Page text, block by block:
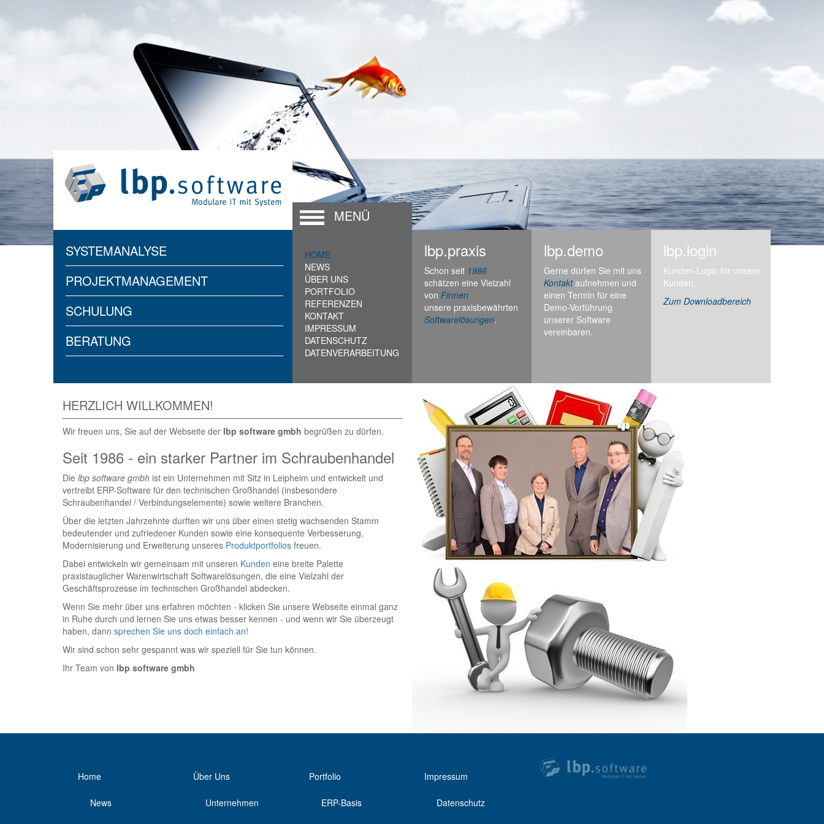
MENÜ
SYSTEMANALYSE
PROJEKTMANAGEMENT
SCHULUNG
BERATUNG
HOME
NEWS
ÜBER UNS
PORTFOLIO
REFERENZEN
KONTAKT
IMPRESSUM
DATENSCHUTZ
DATENVERARBEITUNG
lbp.praxis
Schon seit 1986
schätzen eine Vielzahl
von Firmen
unsere praxisbewährten
Softwarelösungen.
lbp.demo
Gerne dürfen Sie mit uns
Kontaktaufnehmen und
einen Termin für eine
Demo-Vorführung
unserer Software
vereinbaren.
lbp.login
Kunden-Login für unsere
Kunden.
Zum Downloadbereich
HERZLICH WILLKOMMEN!
Wir freuen uns, Sie auf der Webseite der lbp software gmbh begrüßen zu dürfen.
Seit 1986 - ein starker Partner im Schraubenhandel
Die lbp software gmbh ist ein Unternehmen mit Sitz in Leipheim und entwickelt und
vertreibt ERP-Software für den technischen Großhandel (insbesondere
Schraubenhandel / Verbindungselemente) sowie weitere Branchen.
Über die letzten Jahrzehnte durften wir uns über einen stetig wachsenden Stamm
bedeutender und zufriedener Kunden sowie eine konsequente Verbesserung,
Modernisierung und Erweiterung unseres Produktportfolios freuen.
Dabei entwickeln wir gemeinsam mit unseren Kunden eine breite Palette
praxistauglicher Warenwirtschaft Softwarelösungen, die eine Vielzahl der
Geschäftsprozesse im technischen Großhandel abdecken.
Wenn Sie mehr über uns erfahren möchten - klicken Sie unsere Webseite einmal ganz
in Ruhe durch und lernen Sie uns etwas besser kennen - und wenn wir Sie überzeugt
haben, dann sprechen Sie uns doch einfach an!
Wir sind schon sehr gespannt was wir speziell für Sie tun können.
Ihr Team von lbp software gmbh
Home
News
Über Uns
Unternehmen
Portfolio
ERP-Basis
Impressum
Datenschutz